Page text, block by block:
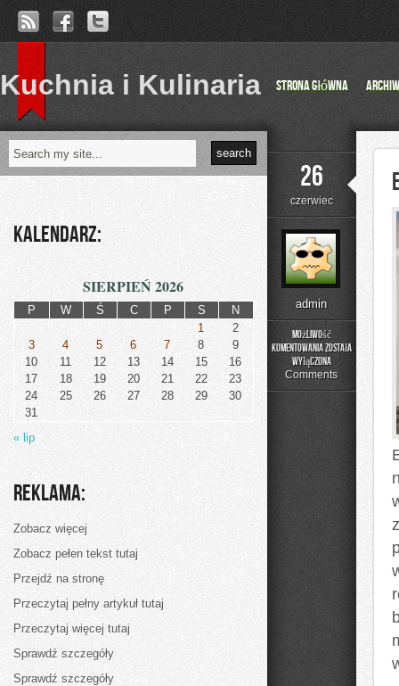
Kuchnia i Kulinaria Strona główna
26
czerwiec
admin
Możliwość
komentowania
Edukacja
Styl
została
wyłączona
Comments
Kalendarz:
SIERPIEŃ 2026
P W Ś C P S
N
1
2
3
4 5 6 7 8
9
10
11 12 13 14 15
16
17
18 19 20 21 22
23
24
25 26 27 28 29
30
31
« lip
Reklama:
Zobacz więcej
Zobacz pełen tekst tutaj
Przejdź na stronę
Przeczytaj pełny artykuł tutaj
Przeczytaj więcej tutaj
Sprawdź szczegóły
Sprawdź szczegóły